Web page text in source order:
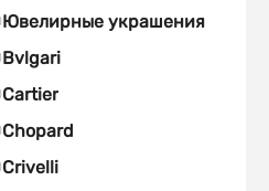
Ювелирные украшения
Bvlgari
Cartier
Chopard
Crivelli